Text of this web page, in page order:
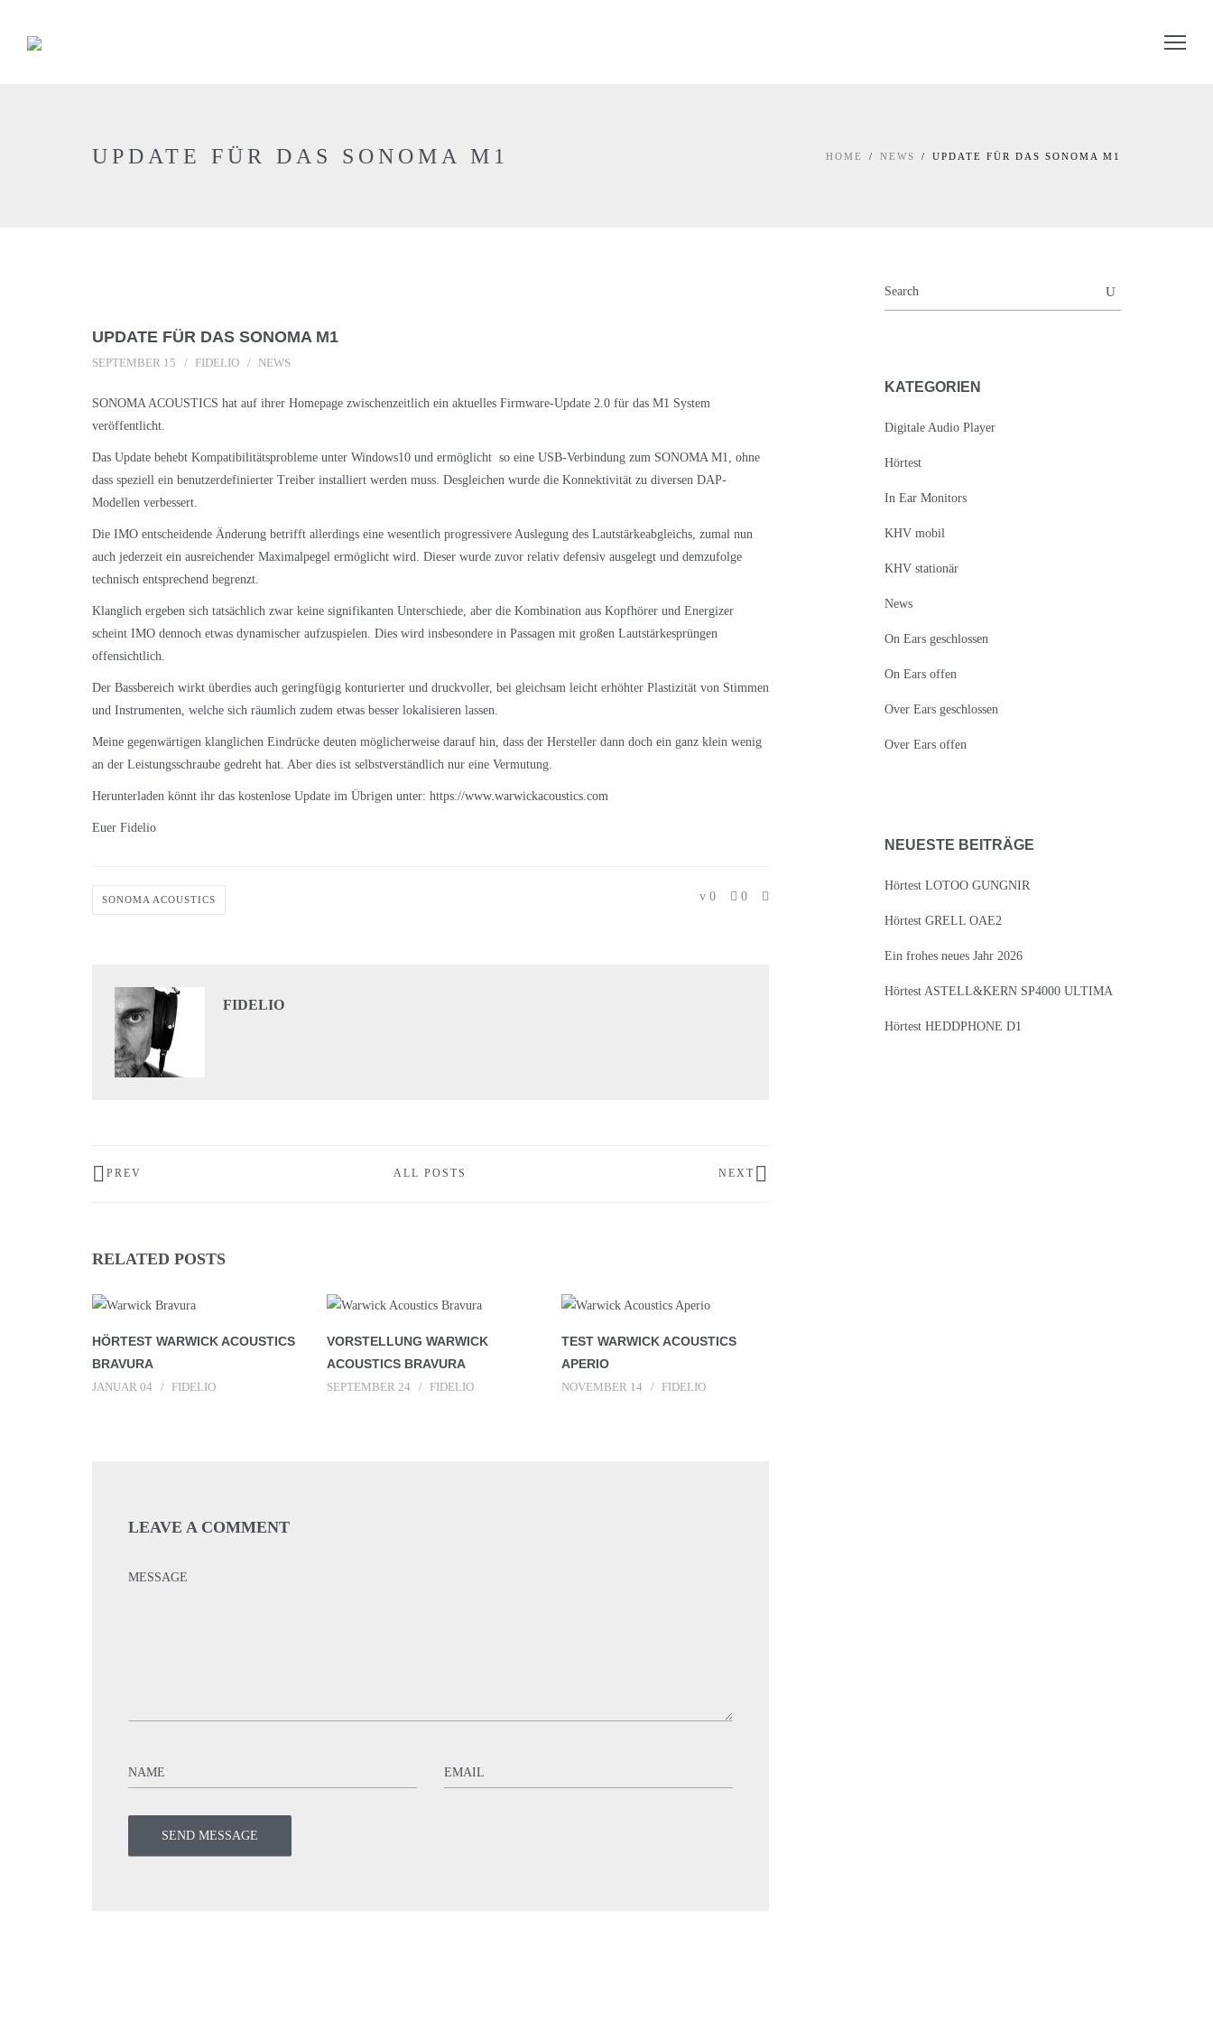
UPDATE FÜR DAS SONOMA M1 HOME NEWS UPDATE FÜR DAS SONOMA M1
UPDATE FÜR DAS SONOMA M1
SEPTEMBER 15 FIDELIO NEWS
SONOMA ACOUSTICS hat auf ihrer Homepage zwischenzeitlich ein aktuelles Firmware-Update 2.0 für das M1 System
veröffentlicht.
Das Update behebt Kompatibilitätsprobleme unter Windows10 und ermöglicht so eine USB-Verbindung zum SONOMA M1, ohne
dass speziell ein benutzerdefinierter Treiber installiert werden muss. Desgleichen wurde die Konnektivität zu diversen DAP-
Modellen verbessert.
Die IMO entscheidende Änderung betrifft allerdings eine wesentlich progressivere Auslegung des Lautstärkeabgleichs, zumal nun
auch jederzeit ein ausreichender Maximalpegel ermöglicht wird. Dieser wurde zuvor relativ defensiv ausgelegt und demzufolge
technisch entsprechend begrenzt.
Klanglich ergeben sich tatsächlich zwar keine signifikanten Unterschiede, aber die Kombination aus Kopfhörer und Energizer
scheint IMO dennoch etwas dynamischer aufzuspielen. Dies wird insbesondere in Passagen mit großen Lautstärkesprüngen
offensichtlich.
Der Bassbereich wirkt überdies auch geringfügig konturierter und druckvoller, bei gleichsam leicht erhöhter Plastizität von Stimmen
und Instrumenten, welche sich räumlich zudem etwas besser lokalisieren lassen.
Meine gegenwärtigen klanglichen Eindrücke deuten möglicherweise darauf hin, dass der Hersteller dann doch ein ganz klein wenig
an der Leistungsschraube gedreht hat. Aber dies ist selbstverständlich nur eine Vermutung.
Herunterladen könnt ihr das kostenlose Update im Übrigen unter: https://www.warwickacoustics.com
Euer Fidelio
SONOMA ACOUSTICS 0 0
FIDELIO
PREV ALL POSTS NEXT
RELATED POSTS
HÖRTEST WARWICK ACOUSTICS
BRAVURA
JANUAR 04 FIDELIO
VORSTELLUNG WARWICK
ACOUSTICS BRAVURA
SEPTEMBER 24 FIDELIO
TEST WARWICK ACOUSTICS
APERIO
NOVEMBER 14 FIDELIO
LEAVE A COMMENT
KATEGORIEN
Digitale Audio Player
Hörtest
In Ear Monitors
KHV mobil
KHV stationär
News
On Ears geschlossen
On Ears offen
Over Ears geschlossen
Over Ears offen
NEUESTE BEITRÄGE
Hörtest LOTOO GUNGNIR
Hörtest GRELL OAE2
Ein frohes neues Jahr 2026
Hörtest ASTELL&KERN SP4000 ULTIMA
Hörtest HEDDPHONE D1